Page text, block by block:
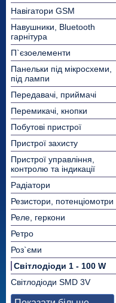
Навігатори GSM
Навушники, Bluetooth
гарнітура
П`єзоелементи
Панельки під мікросхеми,
під лампи
Передавачі, приймачі
Перемикачі, кнопки
Побутові пристрої
Пристрої захисту
Пристрої управління,
контролю та індикації
Радіатори
Резистори, потенціомотри
Реле, геркони
Ретро
Роз`єми
Світлодіоди 1 - 100 W
Світлодіоди SMD 3V